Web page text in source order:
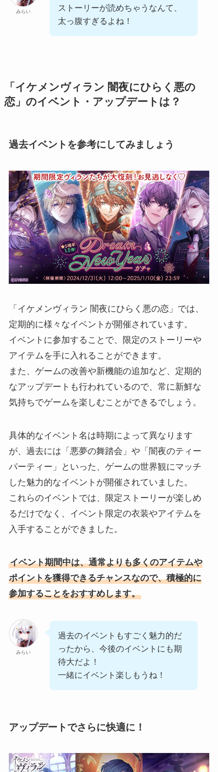
みらい
ストーリーが読めちゃうなんて、
太っ腹すぎるよね！
「イケメンヴィラン 闇夜にひらく悪の
恋」のイベント・アップデートは？
過去イベントを参考にしてみましょう
「イケメンヴィラン 闇夜にひらく悪の恋」では、
定期的に様々なイベントが開催されています。
イベントに参加することで、限定のストーリーや
アイテムを手に入れることができます。
また、ゲームの改善や新機能の追加など、定期的
なアップデートも行われているので、常に新鮮な
気持ちでゲームを楽しむことができるでしょう。
具体的なイベント名は時期によって異なります
が、過去には「悪夢の舞踏会」や「闇夜のティー
パーティー」といった、ゲームの世界観にマッチ
した魅力的なイベントが開催されていました。
これらのイベントでは、限定ストーリーが楽しめ
るだけでなく、イベント限定の衣装やアイテムを
入手することができました。
イベント期間中は、通常よりも多くのアイテムや
ポイントを獲得できるチャンスなので、積極的に
参加することをおすすめします。
みらい
過去のイベントもすごく魅力的だ
ったから、今後のイベントにも期
待大だよ！
一緒にイベント楽しもうね！
アップデートでさらに快適に！